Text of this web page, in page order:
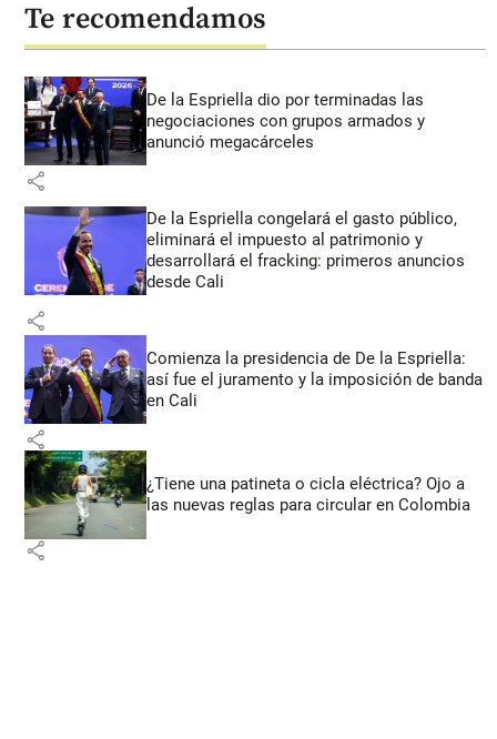
Te recomendamos
De la Espriella dio por terminadas las
negociaciones con grupos armados y
anunció megacárceles
share
De la Espriella congelará el gasto público,
eliminará el impuesto al patrimonio y
desarrollará el fracking: primeros anuncios
desde Cali
share
Comienza la presidencia de De la Espriella:
así fue el juramento y la imposición de banda
en Cali
share
¿Tiene una patineta o cicla eléctrica? Ojo a
las nuevas reglas para circular en Colombia
share